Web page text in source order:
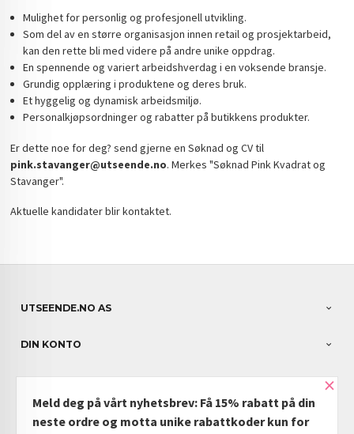
Mulighet for personlig og profesjonell utvikling.
Som del av en større organisasjon innen retail og prosjektarbeid,
kan den rette bli med videre på andre unike oppdrag.
En spennende og variert arbeidshverdag i en voksende bransje.
Grundig opplæring i produktene og deres bruk.
Et hyggelig og dynamisk arbeidsmiljø.
Personalkjøpsordninger og rabatter på butikkens produkter.
Er dette noe for deg? send gjerne en Søknad og CV til
pink.stavanger@utseende.no. Merkes "Søknad Pink Kvadrat og
Stavanger".
Aktuelle kandidater blir kontaktet.
UTSEENDE.NO AS
DIN KONTO
NYHETSBREV
PARTNERE
×
Meld deg på vårt nyhetsbrev: Få 15% rabatt på din
neste ordre og motta unike rabattkoder kun for